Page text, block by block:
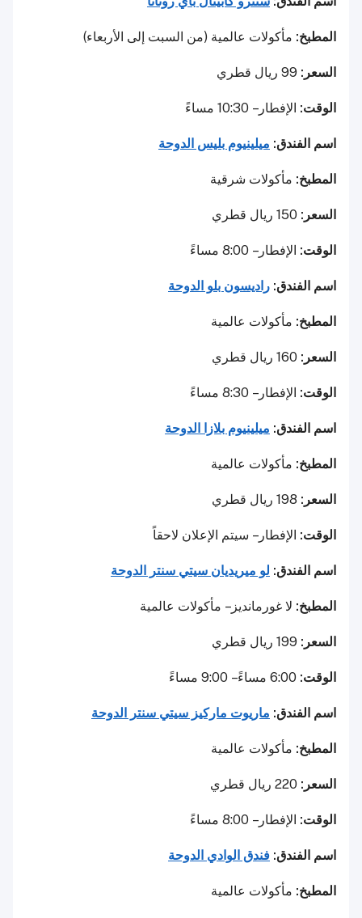
المطبخ: مأكولات عالمية (من السبت إلى الأربعاء)
السعر:
الوقت: الإفطار – 10:30 مساءً
اسم الفندق: ميلينيوم بليس الدوحة
المطبخ: مأكولات شرقية
السعر:
الوقت: الإفطار – 8:00 مساءً
اسم الفندق: راديسون بلو الدوحة
المطبخ: مأكولات عالمية
السعر:
الوقت: الإفطار – 8:30 مساءً
اسم الفندق: ميلينيوم بلازا الدوحة
المطبخ: مأكولات عالمية
السعر:
الوقت: الإفطار – سيتم الإعلان لاحقاً
اسم الفندق: لو ميريديان سيتي سنتر الدوحة
المطبخ: لا غورمانديز – مأكولات عالمية
السعر:
الوقت:
اسم الفندق: ماريوت ماركيز سيتي سنتر الدوحة
المطبخ: مأكولات عالمية
السعر:
الوقت: الإفطار – 8:00 مساءً
اسم الفندق: فندق الوادي الدوحة
المطبخ: مأكولات عالمية